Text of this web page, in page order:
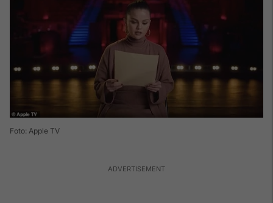
Foto: Apple TV